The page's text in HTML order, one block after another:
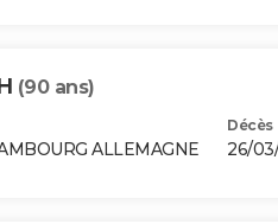
(90 ans)
ALLEMAGNE
Décès
26/